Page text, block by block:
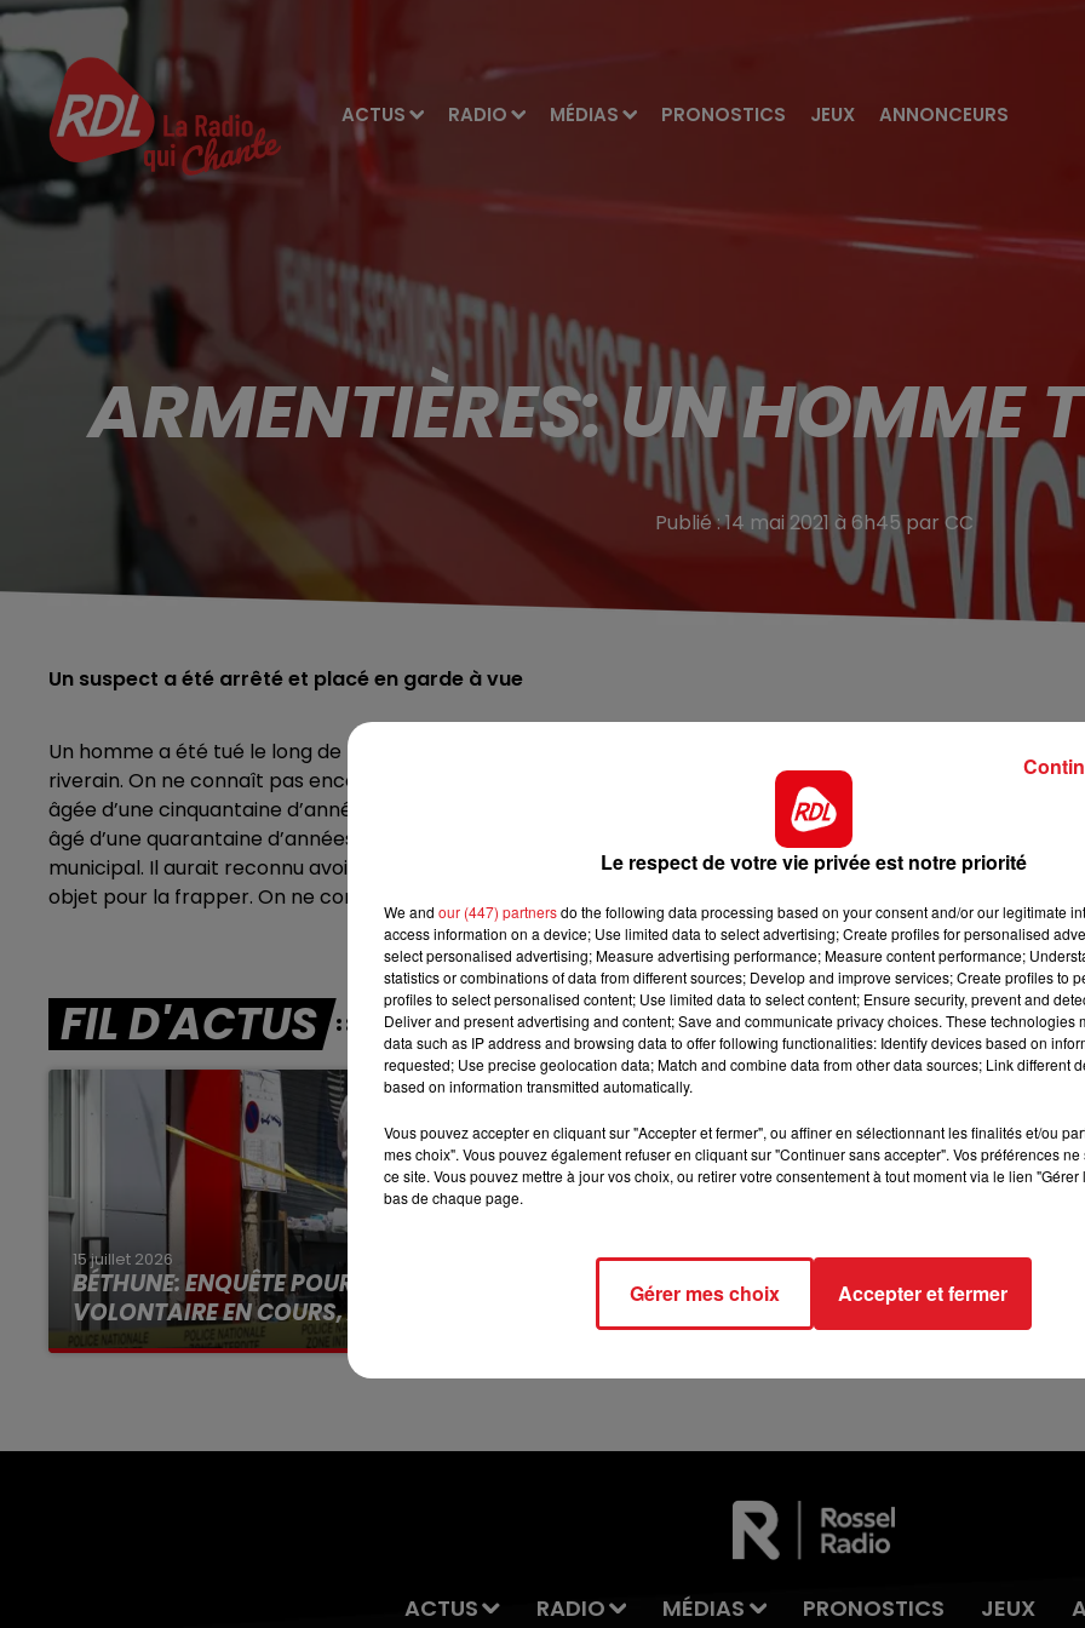
ACTUS RADIO MÉDIAS PRONOSTICS JEUX ANNONCEURS
13h00 - 16h00
LES APRÈS-MIDI QUI CHANTENT
16h00 - 19h00
LE JUKEBOX RDL
ARMENTIÈRES: UN HOMME
Publié : 14 mai 2021 à 6h45 par CC
Un suspect a été arrêté et placé en garde à vue
Un homme a été tué le long de la Lys, hier soir à Armentières et un suspect arrêté grâce à l’intervention d’un
riverain. On ne connaît pas encore les circonstances exactes du drame, mais le corps sans vie de la victime,
âgée d’une cinquantaine d’années a été retrouvé, dans un square, et portant des traces de coups. Un suspect
âgé d’une quarantaine d’années et visiblement enivré a été interpellé grâce à l’action d’un riverain, un agent
municipal. Il aurait reconnu avoir porté des coups sur la victime, sans expliquer s’il a utilisé ses poings ou un
objet pour la frapper. On ne connaît pas non plus, pour le moment, la raison de son geste
FIL D'ACTUS
15 juillet 2026
BÉTHUNE: ENQUÊTE POUR HOMICIDE
VOLONTAIRE EN COURS, APRÈS LA...
Selon les premiers éléments, le logement
13 juillet 2026
WINGLES: UN JEUNE PERD LA VIE, NOYÉ À
ACTUS RADIO MÉDIAS PRONOSTICS JEUX
Le respect de votre vie privée est notre priorité
We and our (447) partnersdo the following data processing based on your consent and/or our legitimate
access information on a device; Use limited data to select advertising; Create profiles for personalised
select personalised advertising; Measure advertising performance; Measure content performance;
statistics or combinations of data from different sources; Develop and improve services; Create profiles to
profiles to select personalised content; Use limited data to select content; Ensure security, prevent and
Deliver and present advertising and content; Save and communicate privacy choices. These technologies
data such as IP address and browsing data to offer following functionalities: Identify devices based on
requested; Use precise geolocation data; Match and combine data from other data sources; Link different
based on information transmitted automatically.
Vous pouvez accepter en cliquant sur "Accepter et fermer", ou affiner en sélectionnant les finalités et/ou
mes choix". Vous pouvez également refuser en cliquant sur "Continuer sans accepter". Vos préférences
ce site. Vous pouvez mettre à jour vos choix, ou retirer votre consentement à tout moment via le lien
bas de chaque page.
Gérer mes choix Accepter et fermer